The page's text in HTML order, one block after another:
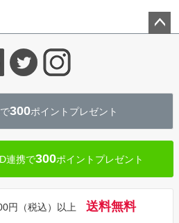
300ポイントプレゼント
連携で300ポイントプレゼント
円（税込）以上 送料無料